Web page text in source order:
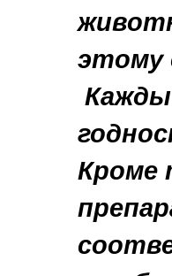
этому
Кроме